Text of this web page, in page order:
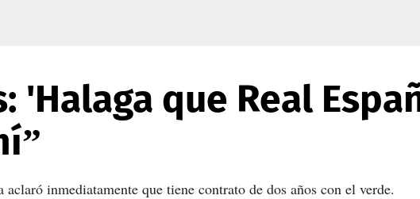
'Halaga que Real
inmediatamente que tiene contrato de dos años con el verde.